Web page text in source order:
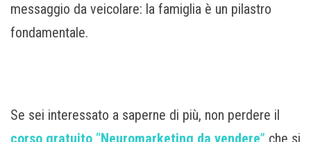
messaggio da veicolare: la famiglia è un pilastro
fondamentale.
Se sei interessato a saperne di più, non perdere il
corso gratuito “Neuromarketing da vendere” che si